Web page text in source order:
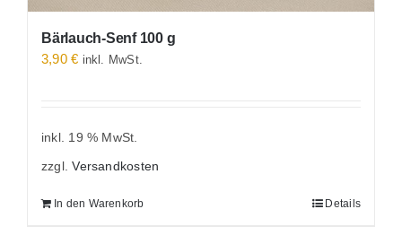
Bärlauch-Senf 100 g
3,90€ inkl. MwSt.
inkl. 19 % MwSt.
zzgl.Versandkosten
In den Warenkorb Details